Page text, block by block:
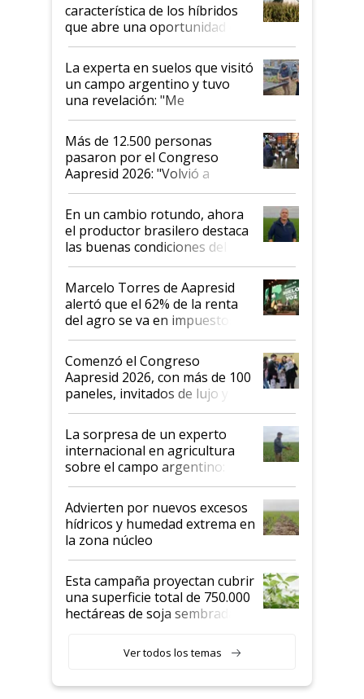
característica de los híbridos
que abre una oportunidad en
el lote
La experta en suelos que visitó
un campo argentino y tuvo
una revelación: "Me
impresionó mucho"
Más de 12.500 personas
pasaron por el Congreso
Aapresid 2026: "Volvió a
demostrar que hablar del
suelo es hablar de todo el
sistema productivo"
En un cambio rotundo, ahora
el productor brasilero destaca
las buenas condiciones del
agro argentino para invertir:
"Los veo más motivados"
Marcelo Torres de Aapresid
alertó que el 62% de la renta
del agro se va en impuestos:
"No es bueno que en
Argentina se sigan discutiendo
las mismas cosas de hace 50
años"
Comenzó el Congreso
Aapresid 2026, con más de 100
paneles, invitados de lujo y
todas las tendencias
La sorpresa de un experto
internacional en agricultura
sobre el campo argentino:
"Estoy muy impresionado"
Advierten por nuevos excesos
hídricos y humedad extrema en
la zona núcleo
Esta campaña proyectan cubrir
una superficie total de 750.000
hectáreas de soja sembradas
variedades que marcan un
salto tecnológico en genética y
Ver todos los temas